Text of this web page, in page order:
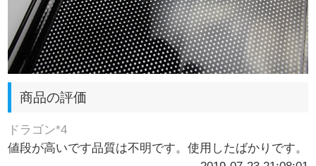
商品の評価
ドラゴン*4
値段が高いです品質は不明です。使用したばかりです。